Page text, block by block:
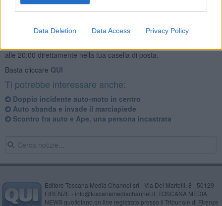
Data Deletion Data Access Privacy Policy
Se vuoi leggere le notizie principali della Toscana iscriviti alla
alle 20:00 direttamente nella tua casella di posta.
Basta cliccare QUI
Ti potrebbe interessare anche:
Doppio incidente auto-moto in centro
Auto sbanda e invade il marciapiede
Scontro fra auto e Ape, una persona incastrata
Editore Toscana Media Channel srl - Via Dei Martelli, 8 - 50129
FIRENZE - info@toscanamediachannel.it. TOSCANA MEDIA
NEWS quotidiano on line registrato presso il Tribunale di Firenze